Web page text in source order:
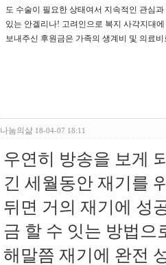
도 수술이 필요한 상태여서 지속적인 관심
있는 안겔리나! 고려인으로 복지 사각지대
보내주신 후원금은 가족의 생계비 및 의료
나눔의삶 18-04-07 18:11
우연히 방송을 보게
긴 세월동안 재기를
뒤면 거의 재기에 성
금 할 수 잇는 방법
해말쯤 재기에 완전